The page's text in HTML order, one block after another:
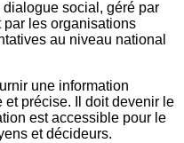
social, géré par
par les organisations
au niveau national
une information
précise. Il doit devenir le
est accessible pour le
et décideurs.